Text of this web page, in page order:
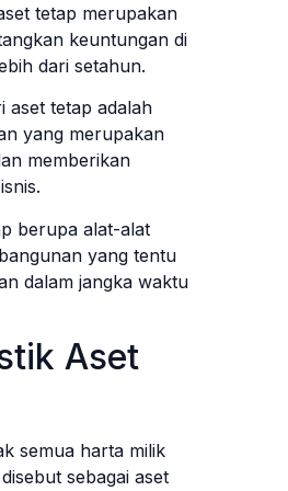
tetap merupakan
keuntungan di
dari setahun.
aset tetap adalah
yang merupakan
memberikan
berupa alat-alat
yang tentu
dalam jangka waktu
Aset
semua harta milik
sebagai aset